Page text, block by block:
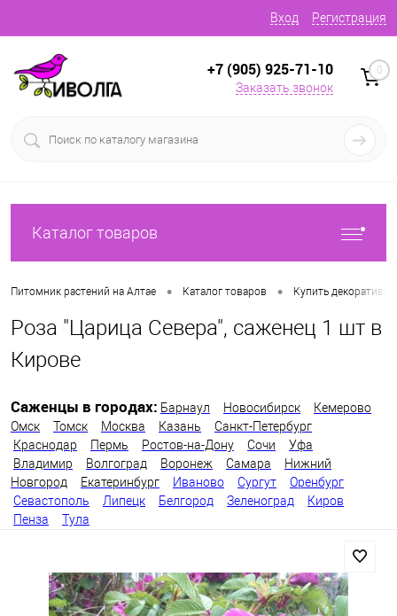
Вход Регистрация
+7 (905) 925-71-10
Заказать звонок
0
Каталог товаров
Питомник растений на Алтае • Каталог товаров • Купить
Роза "Царица Севера", саженец 1 шт в
Кирове
Саженцы в городах: Барнаул Новосибирск
Кемерово
Омск
Томск Москва Казань
Санкт-Петербург
Краснодар
Пермь Ростов-на-Дону Сочи
Уфа
Владимир
Волгоград Воронеж Самара
Нижний
Новгород
Екатеринбург Иваново Сургут
Оренбург
Севастополь
Липецк Белгород Зеленоград
Киров
Пенза
Тула